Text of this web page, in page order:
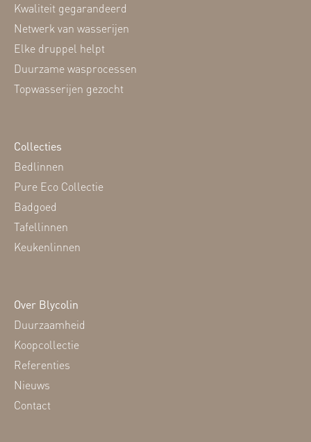
Kwaliteit gegarandeerd
Netwerk van wasserijen
Elke druppel helpt
Duurzame wasprocessen
Topwasserijen gezocht
Collecties
Bedlinnen
Pure Eco Collectie
Badgoed
Tafellinnen
Keukenlinnen
Over Blycolin
Duurzaamheid
Koopcollectie
Referenties
Nieuws
Contact